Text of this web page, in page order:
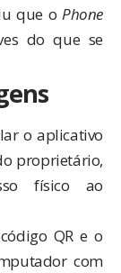
que oPhone
do que se
o aplicativo
proprietário,
físico ao
QR e o
com